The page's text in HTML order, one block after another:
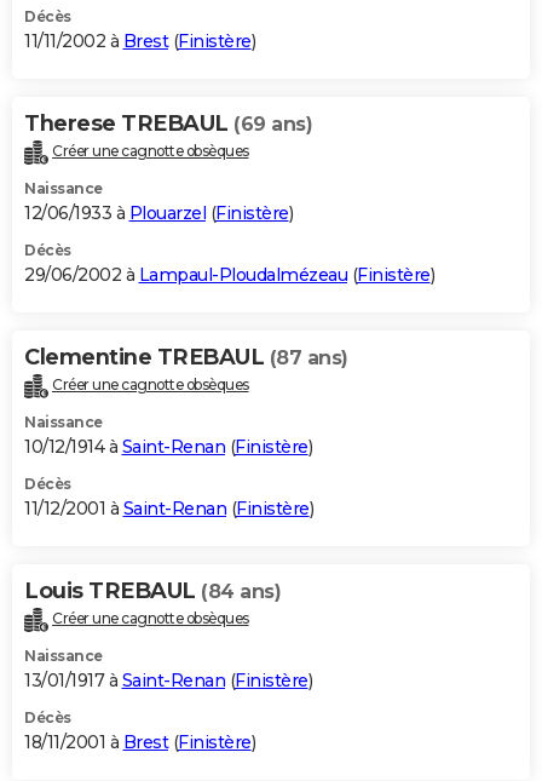
Décès
11/11/2002 à Brest(Finistère)
Therese TREBAUL (69 ans)
Créer une cagnotte obsèques
Naissance
12/06/1933 à Plouarzel (Finistère)
Décès
29/06/2002 à Lampaul-Ploudalmézeau (Finistère)
Clementine TREBAUL (87 ans)
Créer une cagnotte obsèques
Naissance
10/12/1914 à Saint-Renan (Finistère)
Décès
11/12/2001 à Saint-Renan (Finistère)
Louis TREBAUL (84 ans)
Créer une cagnotte obsèques
Naissance
13/01/1917 à Saint-Renan (Finistère)
Décès
18/11/2001 à Brest(Finistère)